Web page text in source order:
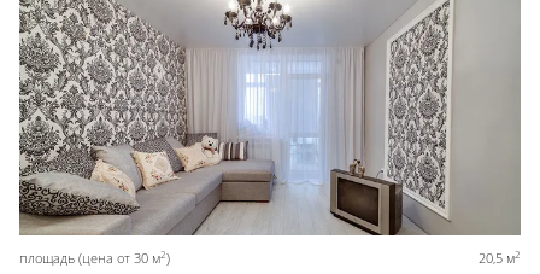
площадь (цена от 30 м2) 20,5 м2